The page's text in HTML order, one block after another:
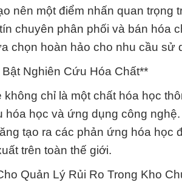
nên một điểm nhấn quan trọng
chuyên phân phối và bán hóa
chọn hoàn hảo cho nhu cầu sử
Nghiên Cứu Hóa Chất**
chỉ là một chất hóa học
học và ứng dụng công
tạo ra các phản ứng hóa học
trên toàn thế giới.
Quản Lý Rủi Ro Trong Kho